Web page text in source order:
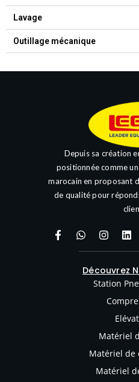
Lavage
Outillage mécanique
Depuis sa création
positionnée comme
marocain en proposant
de qualité pour
Découvrez
Station
Matériel
Matériel de
Matériel